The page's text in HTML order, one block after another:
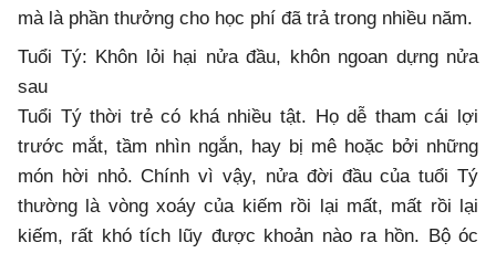
mà là phần thưởng cho học phí đã trả trong nhiều năm.
Tuổi Tý: Khôn lỏi hại nửa đầu, khôn ngoan dựng nửa
sau
Tuổi Tý thời trẻ có khá nhiều tật. Họ dễ tham cái lợi
trước mắt, tầm nhìn ngắn, hay bị mê hoặc bởi những
món hời nhỏ. Chính vì vậy, nửa đời đầu của tuổi Tý
thường là vòng xoáy của kiếm rồi lại mất, mất rồi lại
kiếm, rất khó tích lũy được khoản nào ra hồn. Bộ óc